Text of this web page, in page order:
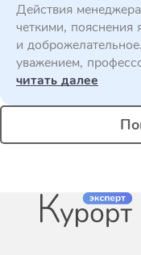
Действия
четкими,
и
уважением,
читать далее